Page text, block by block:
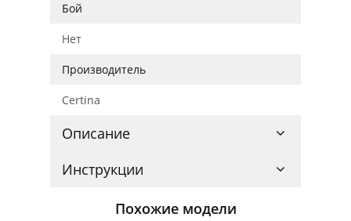
Бой
Нет
Производитель
Certina
Описание
Инструкции
Похожие модели